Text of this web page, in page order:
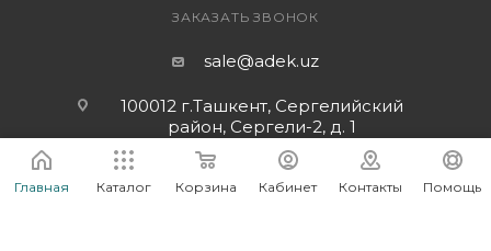
ЗАКАЗАТЬ ЗВОНОК
sale@adek.uz
100012 г.Ташкент, Сергелийский
район, Сергели-2, д. 1
Ориентир: 9 эт. здание по ул. Янги
Сергели
Главная Каталог Корзина Кабинет Контакты Помощь